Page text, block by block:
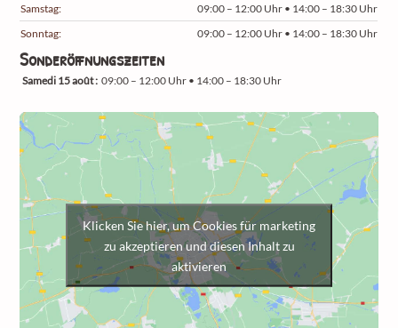
Samstag:
09:00 – 12:00 Uhr • 14:00 – 18:30 Uhr
Sonntag:
09:00 – 12:00 Uhr • 14:00 – 18:30 Uhr
Sonderöffnungszeiten
Samedi 15 août : 09:00 – 12:00 Uhr • 14:00 – 18:30 Uhr
Klicken Sie hier, um Cookies für marketing
zu akzeptieren und diesen Inhalt zu
aktivieren